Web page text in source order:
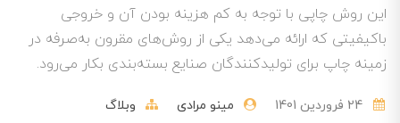
این روش چاپی با توجه به کم هزینه بودن آن و خروجی
باکیفیتی که ارائه می‌دهد یکی از روش‌های مقرون به‌صرفه در
زمینه چاپ برای تولیدکنندگان صنایع بسته‌بندی بکار می‌رود.
مینو مرادی وبلاگ